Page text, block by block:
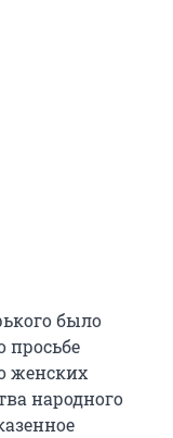
было
просьбе
женских
народного